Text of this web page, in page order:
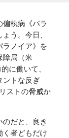
執病《パラ
う。今日、
ラノイア》を
障局（米
に働いて、
ントな反ぎ
ストの脅威か
だと、良き
く者どもだけ